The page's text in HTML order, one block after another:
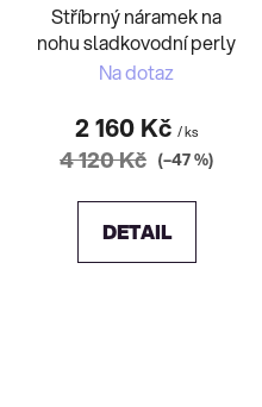
Stříbrný náramek na
nohu sladkovodní perly
Na dotaz
2 160 Kč / ks
4 120 Kč (–47 %)
DETAIL